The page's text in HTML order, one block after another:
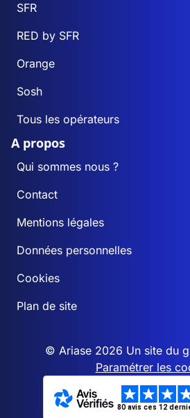
SFR
RED by SFR
Orange
Sosh
Tous les opérateurs
A propos
Qui sommes nous ?
Contact
Mentions légales
Données personnelles
Cookies
Plan de site
© Ariase 2026 Un site du
Paramétrer les
80 avis ces 12